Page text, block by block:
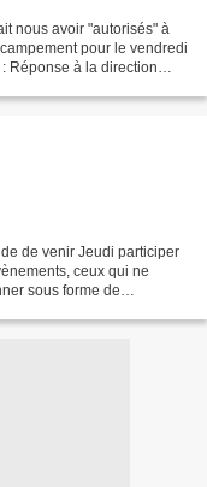
nous avoir "autorisés" à
pour le vendredi
Réponse à la direction
de venir Jeudi participer
ceux qui ne
sous forme de